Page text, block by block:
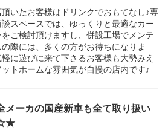
頂いたお客様はドリンクでおもてなし♪専
談スペースでは、ゆっくりと最適なカー
をご検討頂けますし、併設工場でメンテ
際には、多くの方がお待ちになりま
に遊びに来て下さるお客様も大勢みえ
ットホームな雰囲気が自慢の店内です♪
ーカの国産新車も全て取り扱い